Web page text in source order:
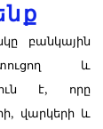
բանկային
և
է, որը
վարկերի և